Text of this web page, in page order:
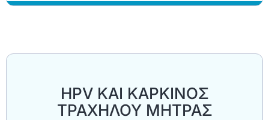
HPV ΚΑΙ ΚΑΡΚΙΝΟΣ
ΤΡΑΧΗΛΟΥ ΜΗΤΡΑΣ